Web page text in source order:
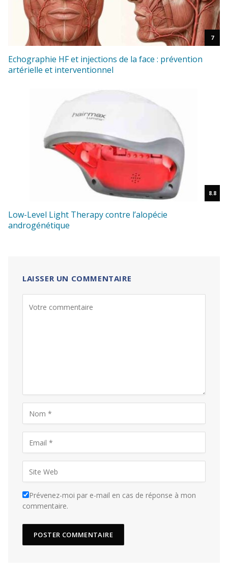
7
Echographie HF et injections de la face : prévention
artérielle et interventionnel
8.8
Low-Level Light Therapy contre l’alopécie
androgénétique
LAISSER UN COMMENTAIRE
Prévenez-moi par e-mail en cas de réponse à mon
commentaire.